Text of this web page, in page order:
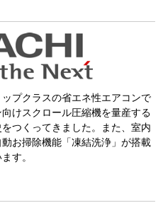
プクラスの省エネ性エアコンで
けスクロール圧縮機を量産する
つくってきました。また、室内
お掃除機能「凍結洗浄」が搭載
す。